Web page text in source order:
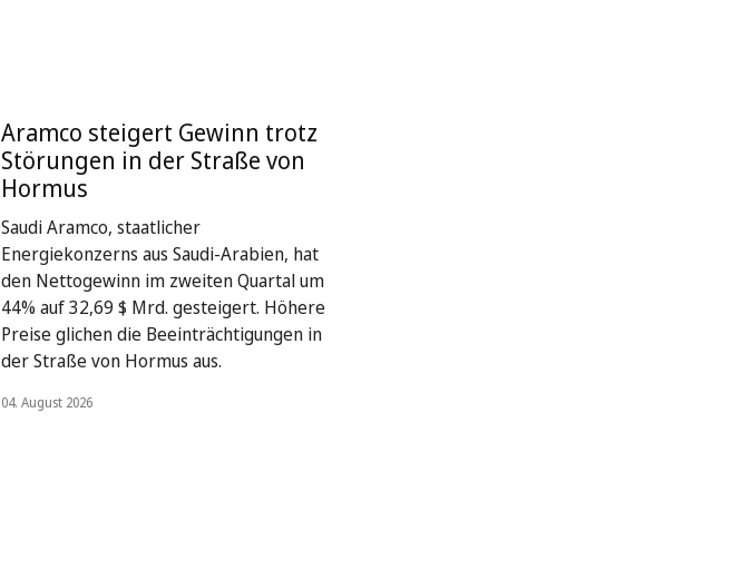
Aramco steigert Gewinn trotz
Störungen in der Straße von
Hormus
Saudi Aramco, staatlicher
Energiekonzerns aus Saudi-Arabien, hat
den Nettogewinn im zweiten Quartal um
44% auf 32,69 $ Mrd. gesteigert. Höhere
Preise glichen die Beeinträchtigungen in
der Straße von Hormus aus.
04. August 2026